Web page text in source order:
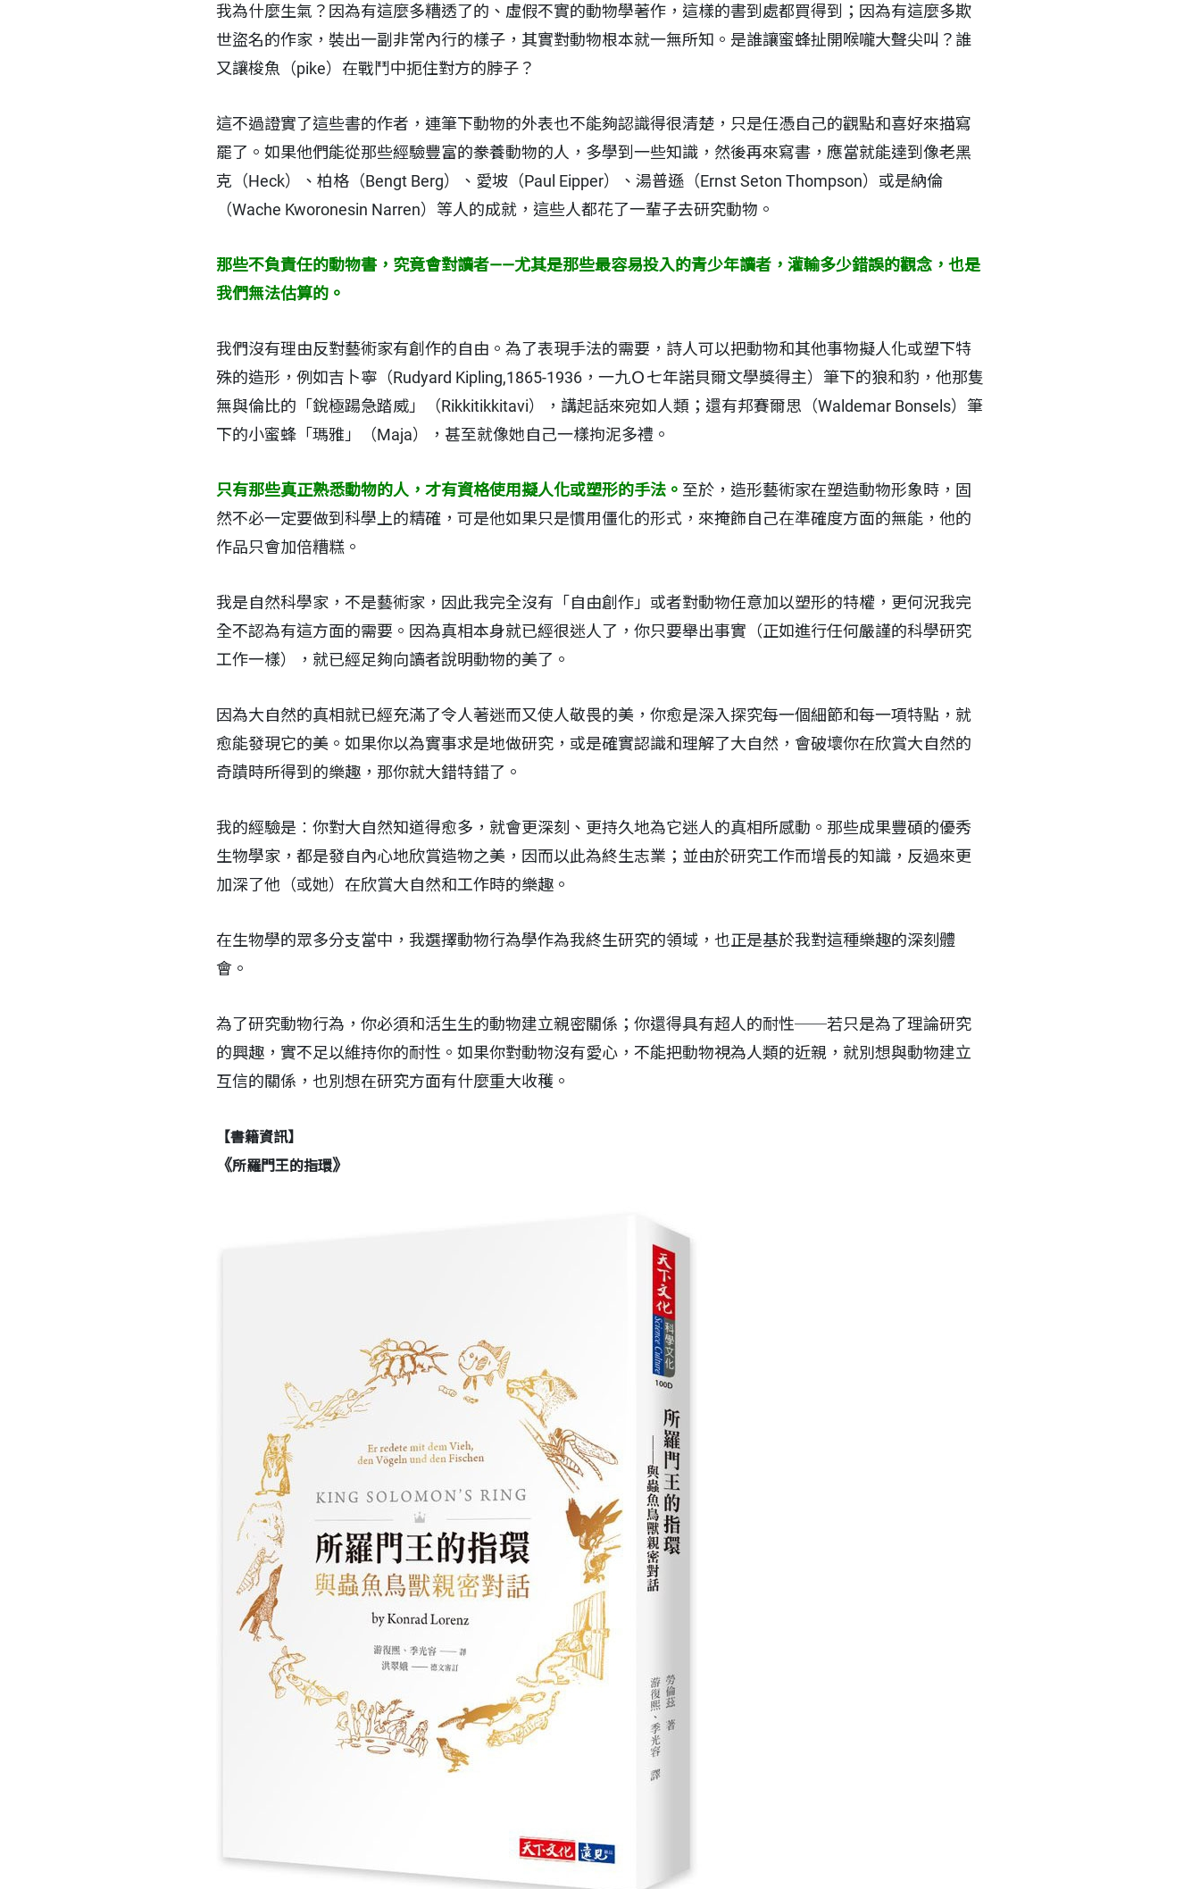
我為什麼生氣？因為有這麼多糟透了的、虛假不實的動物學著作，這樣的書到處都買得到；因為有這麼多欺
世盜名的作家，裝出一副非常內行的樣子，其實對動物根本就一無所知。是誰讓蜜蜂扯開喉嚨大聲尖叫？誰
又讓梭魚（pike）在戰鬥中扼住對方的脖子？
這不過證實了這些書的作者，連筆下動物的外表也不能夠認識得很清楚，只是任憑自己的觀點和喜好來描寫
罷了。如果他們能從那些經驗豐富的豢養動物的人，多學到一些知識，然後再來寫書，應當就能達到像老黑
克（Heck）、柏格（Bengt Berg）、愛坡（Paul Eipper）、湯普遜（Ernst Seton Thompson）或是納倫
（Wache Kworonesin Narren）等人的成就，這些人都花了一輩子去研究動物。
那些不負責任的動物書，究竟會對讀者——尤其是那些最容易投入的青少年讀者，灌輸多少錯誤的觀念，也是
我們無法估算的。
我們沒有理由反對藝術家有創作的自由。為了表現手法的需要，詩人可以把動物和其他事物擬人化或塑下特
殊的造形，例如吉卜寧（Rudyard Kipling,1865-1936，一九Ｏ七年諾貝爾文學獎得主）筆下的狼和豹，他那隻
無與倫比的「銳極踼急踏威」（Rikkitikkitavi），講起話來宛如人類；還有邦賽爾思（Waldemar Bonsels）筆
下的小蜜蜂「瑪雅」（Maja），甚至就像她自己一樣拘泥多禮。
只有那些真正熟悉動物的人，才有資格使用擬人化或塑形的手法。 至於，造形藝術家在塑造動物形象時，固
然不必一定要做到科學上的精確，可是他如果只是慣用僵化的形式，來掩飾自己在準確度方面的無能，他的
作品只會加倍糟糕。
我是自然科學家，不是藝術家，因此我完全沒有「自由創作」或者對動物任意加以塑形的特權，更何況我完
全不認為有這方面的需要。因為真相本身就已經很迷人了，你只要舉出事實（正如進行任何嚴謹的科學研究
工作一樣），就已經足夠向讀者說明動物的美了。
因為大自然的真相就已經充滿了令人著迷而又使人敬畏的美，你愈是深入探究每一個細節和每一項特點，就
愈能發現它的美。如果你以為實事求是地做研究，或是確實認識和理解了大自然，會破壞你在欣賞大自然的
奇蹪時所得到的樂趣，那你就大錯特錯了。
我的經驗是︰你對大自然知道得愈多，就會更深刻、更持久地為它迷人的真相所感動。那些成果豐碩的優秀
生物學家，都是發自內心地欣賞造物之美，因而以此為終生志業；並由於研究工作而增長的知識，反過來更
加深了他（或她）在欣賞大自然和工作時的樂趣。
在生物學的眾多分支當中，我選擇動物行為學作為我終生研究的領域，也正是基於我對這種樂趣的深刻體
會。
為了研究動物行為，你必須和活生生的動物建立親密關係；你還得具有超人的耐性──若只是為了理論研究
的興趣，實不足以維持你的耐性。如果你對動物沒有愛心，不能把動物視為人類的近親，就別想與動物建立
互信的關係，也別想在研究方面有什麼重大收穫。
【書籍資訊】
《所羅門王的指環》